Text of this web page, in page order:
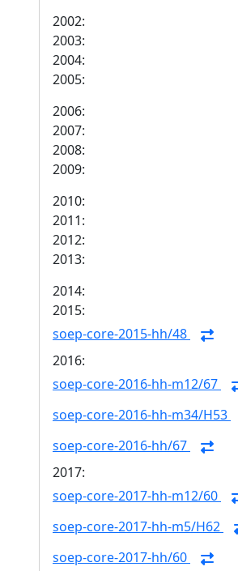
2002:
2003:
2004:
2005:
2006:
2007:
2008:
2009:
2010:
2011:
2012:
2013:
2014:
2015:
soep-core-2015-hh/48
2016:
soep-core-2016-hh-m12/67
soep-core-2016-hh-m34/H53
soep-core-2016-hh/67
2017:
soep-core-2017-hh-m12/60
soep-core-2017-hh-m5/H62
soep-core-2017-hh/60